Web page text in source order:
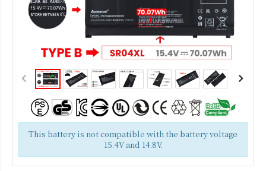
This battery is not compatible with the battery voltage
15.4V and 14.8V.